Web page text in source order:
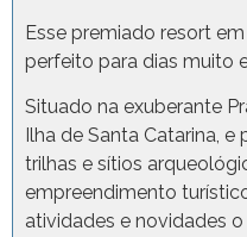
Esse premiado resort
perfeito para dias muito
Situado na exuberante
Ilha de Santa Catarina,
trilhas e sítios
empreendimento
atividades e novidades